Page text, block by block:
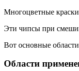
Многоцветные
Эти чипсы при
Вот основные
Области